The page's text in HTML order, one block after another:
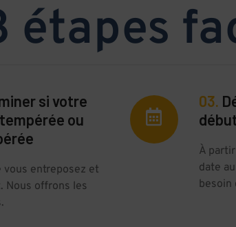
étapes
si votre
ou
vous entreposez et
Nous offrons les
03.
À
date
besoin